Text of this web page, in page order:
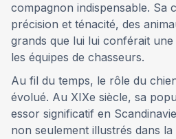
compagnon indispensable. Sa
précision et ténacité, des
grands que lui lui conférait
les équipes de chasseurs.
Au fil du temps, le rôle du
évolué. Au XIXe siècle, sa
essor significatif en
non seulement illustrés dans